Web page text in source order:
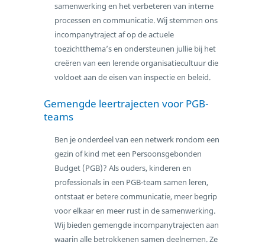
samenwerking en het verbeteren van interne
processen en communicatie. Wij stemmen ons
incompanytraject af op de actuele
toezichtthema’s en ondersteunen jullie bij het
creëren van een lerende organisatiecultuur die
voldoet aan de eisen van inspectie en beleid.
Gemengde leertrajecten voor PGB-
teams
Ben je onderdeel van een netwerk rondom een
gezin of kind met een Persoonsgebonden
Budget (PGB)? Als ouders, kinderen en
professionals in een PGB-team samen leren,
ontstaat er betere communicatie, meer begrip
voor elkaar en meer rust in de samenwerking.
Wij bieden gemengde incompanytrajecten aan
waarin alle betrokkenen samen deelnemen. Ze